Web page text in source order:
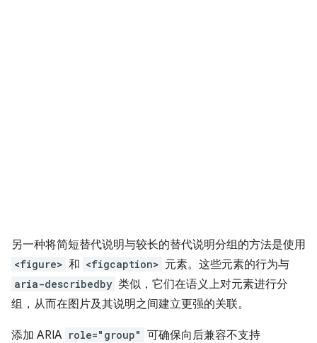
另一种将简短替代说明与较长的替代说明分组的方法是使用
<figure> 和 <figcaption> 元素。这些元素的行为与
aria-describedby 类似，它们在语义上对元素进行分
组，从而在图片及其说明之间建立更强的关联。
添加 ARIA role="group" 可确保向后兼容不支持